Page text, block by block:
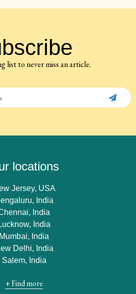
list to never miss an article.
locations
Jersey, USA
India
India
India
Mumbai, India
Delhi, India
Salem, India
+ Find more